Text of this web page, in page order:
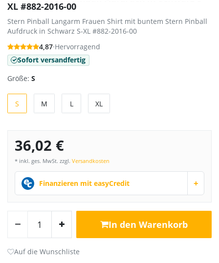
XL #882-2016-00
Stern Pinball Langarm Frauen Shirt mit buntem Stern Pinball
Aufdruck in Schwarz S-XL #882-2016-00
4,87·Hervorragend
Sofort versandfertig
Größe: S
S M L XL
36,02 €
* inkl. ges. MwSt. zzgl. Versandkosten
Finanzieren mit easyCredit +
In den Warenkorb